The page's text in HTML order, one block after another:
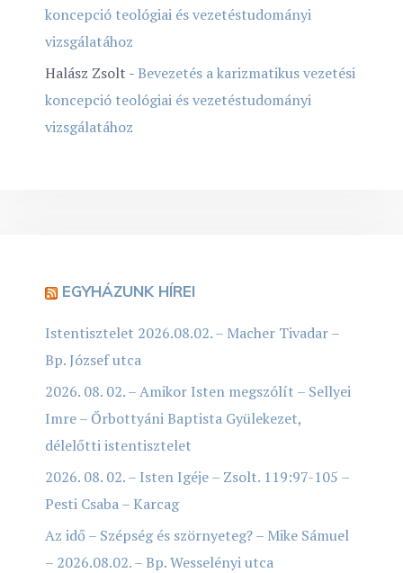
koncepció teológiai és vezetéstudományi
vizsgálatához
Halász Zsolt -Bevezetés a karizmatikus vezetési
koncepció teológiai és vezetéstudományi
vizsgálatához
EGYHÁZUNK HÍREI
Istentisztelet 2026.08.02. – Macher Tivadar –
Bp. József utca
2026. 08. 02. – Amikor Isten megszólít – Sellyei
Imre – Őrbottyáni Baptista Gyülekezet,
délelőtti istentisztelet
2026. 08. 02. – Isten Igéje – Zsolt. 119:97-105 –
Pesti Csaba – Karcag
Az idő – Szépség és szörnyeteg? – Mike Sámuel
– 2026.08.02. – Bp. Wesselényi utca